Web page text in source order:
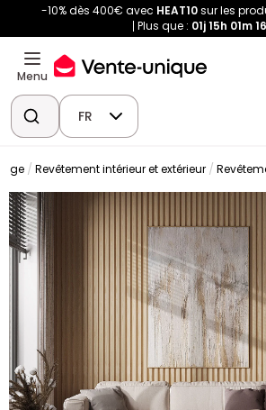
-10% dès 400€ avec HEAT10sur les
Plus que : 01j 15h 01m
Menu
FR
Revêtement intérieur et extérieur